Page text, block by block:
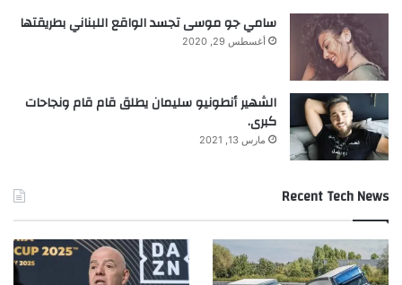
سامي جو موسى تجسد الواقع اللبناني بطريقتها
أغسطس 29, 2020
الشهير أنطونيو سليمان يطلق قام قام ونجاحات
كبرى.
مارس 13, 2021
Recent Tech News